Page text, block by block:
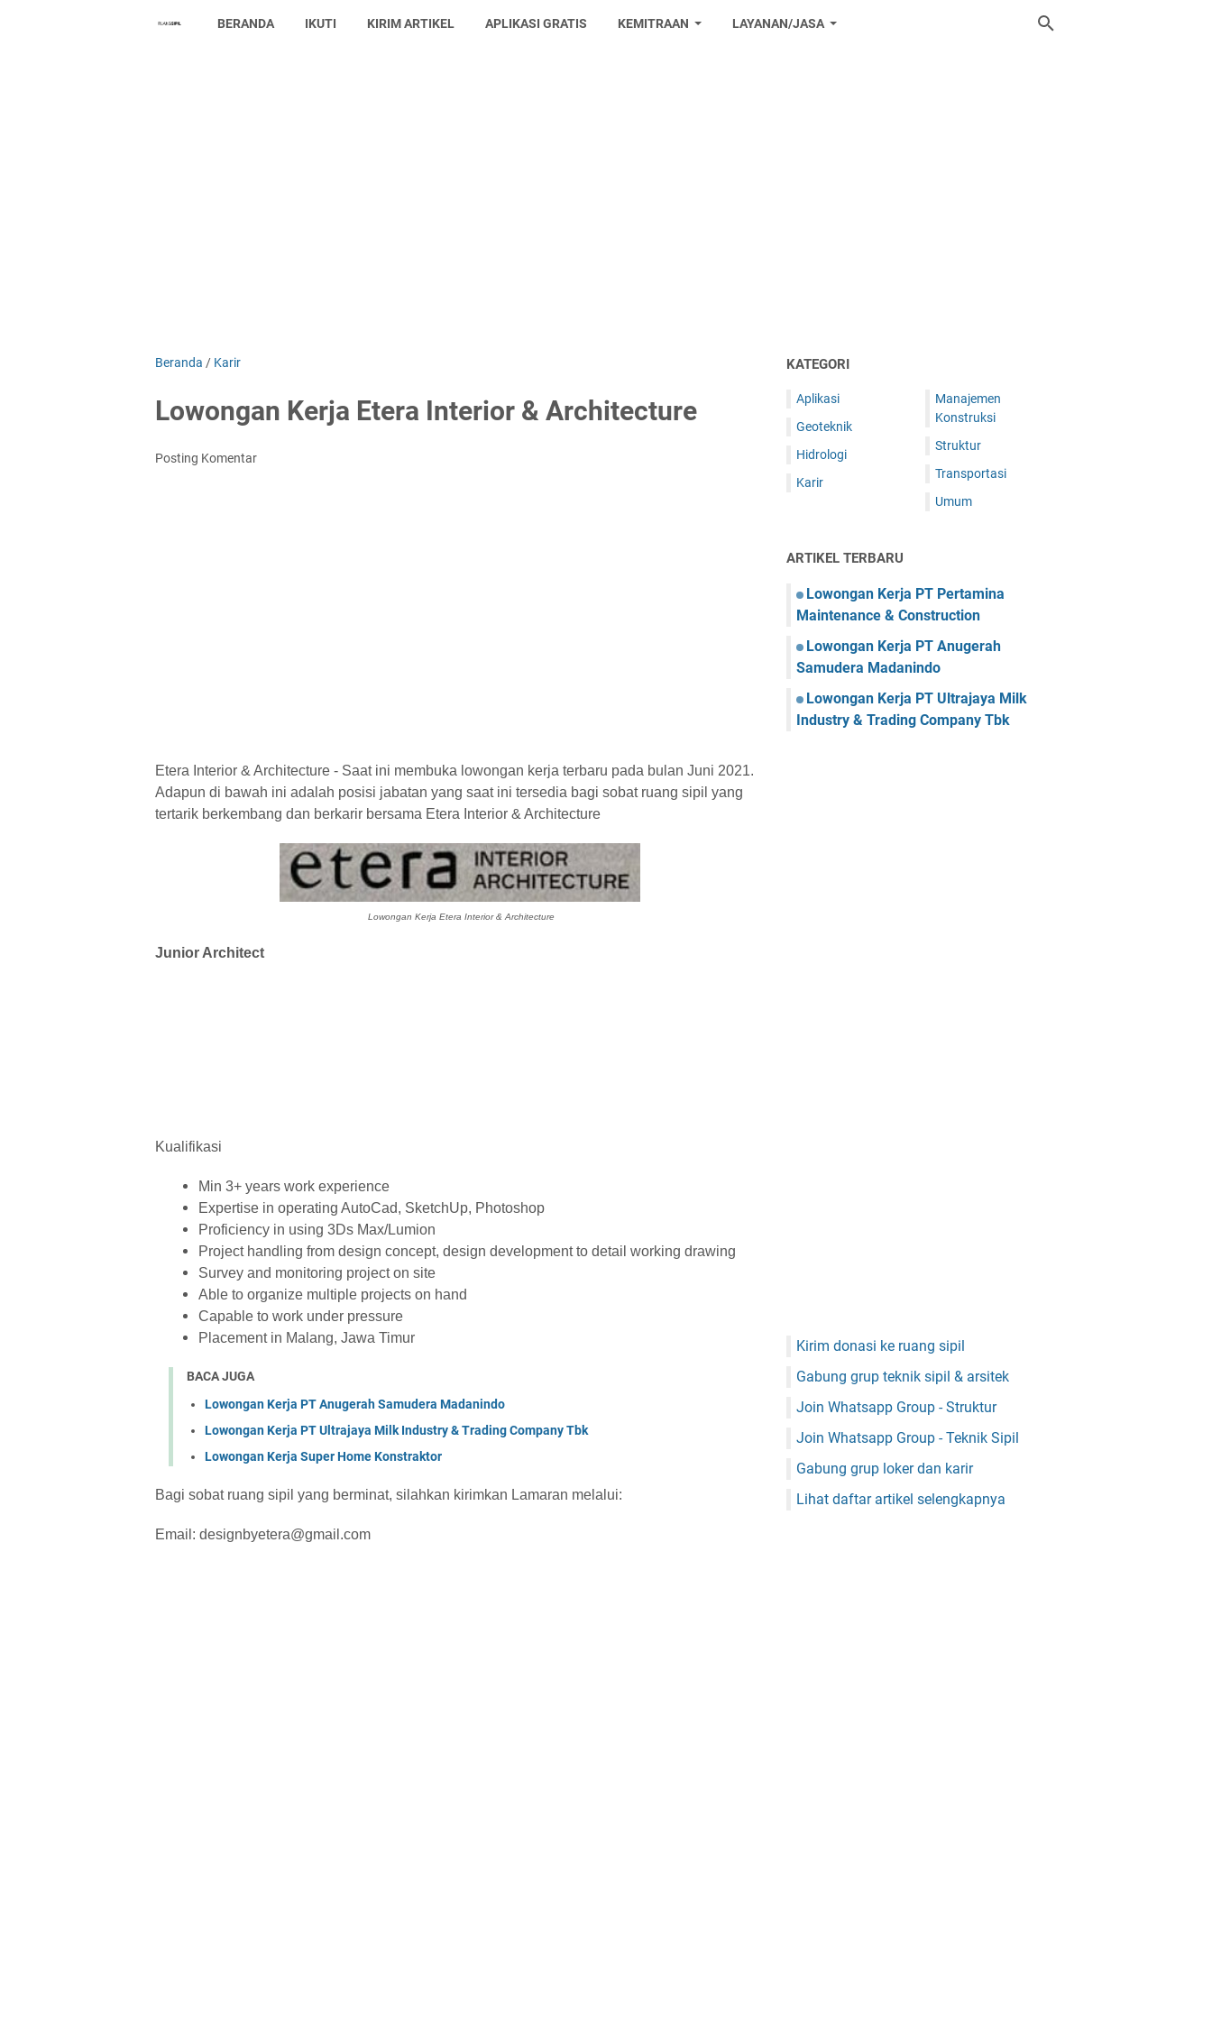
BERANDA IKUTI KIRIM ARTIKEL APLIKASI GRATIS KEMITRAAN LAYANAN/JASA
Beranda / Karir
Lowongan Kerja Etera Interior & Architecture
Posting Komentar
Etera Interior & Architecture - Saat ini membuka lowongan kerja terbaru pada bulan Juni 2021.
Adapun di bawah ini adalah posisi jabatan yang saat ini tersedia bagi sobat ruang sipil yang
tertarik berkembang dan berkarir bersama Etera Interior & Architecture
Lowongan Kerja Etera Interior & Architecture
Junior Architect
Kualifikasi
Min 3+ years work experience
Expertise in operating AutoCad, SketchUp, Photoshop
Proficiency in using 3Ds Max/Lumion
Project handling from design concept, design development to detail working drawing
Survey and monitoring project on site
Able to organize multiple projects on hand
Capable to work under pressure
Placement in Malang, Jawa Timur
BACA JUGA
Lowongan Kerja PT Anugerah Samudera Madanindo
Lowongan Kerja PT Ultrajaya Milk Industry & Trading Company Tbk
Lowongan Kerja Super Home Konstraktor
Bagi sobat ruang sipil yang berminat, silahkan kirimkan Lamaran melalui:
Email: designbyetera@gmail.com
KATEGORI
Aplikasi
Geoteknik
Hidrologi
Karir
Manajemen
Konstruksi
Struktur
Transportasi
Umum
ARTIKEL TERBARU
Lowongan Kerja PT Pertamina
Maintenance & Construction
Lowongan Kerja PT Anugerah
Samudera Madanindo
Lowongan Kerja PT Ultrajaya Milk
Industry & Trading Company Tbk
Kirim donasi ke ruang sipil
Gabung grup teknik sipil & arsitek
Join Whatsapp Group - Struktur
Join Whatsapp Group - Teknik Sipil
Gabung grup loker dan karir
Lihat daftar artikel selengkapnya